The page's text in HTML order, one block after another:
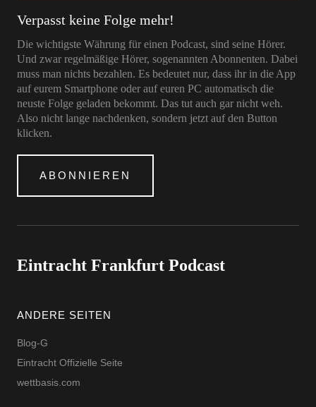
Verpasst keine Folge mehr!
Die wichtigste Währung für einen Podcast, sind seine Hörer.
Und zwar regelmäßige Hörer, sogenannten Abonnenten. Dabei
muss man nichts bezahlen. Es bedeutet nur, dass ihr in die App
auf eurem Smartphone oder auf euren PC automatisch die
neuste Folge geladen bekommt. Das tut auch gar nicht weh.
Also nicht lange nachdenken, sondern jetzt auf den Button
klicken.
ABONNIEREN
Eintracht Frankfurt Podcast
ANDERE SEITEN
Blog-G
Eintracht Offizielle Seite
wettbasis.com